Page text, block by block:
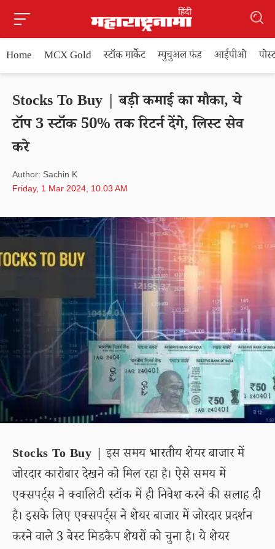
Home MCX Gold स्टॉक मार्केट म्युचुअल फंड आईपीओ
Stocks To Buy | बड़ी कमाई का मौका, ये
टॉप 3 स्टॉक 50% तक रिटर्न देंगे, लिस्ट सेव
करे
Author: Sachin K
Friday, 1 Mar 2024, 10.03 AM
Stocks To Buy | इस समय भारतीय शेयर बाजार में
जोरदार कारोबार देखने को मिल रहा है। ऐसे समय में
एक्सपर्ट्स ने क्वालिटी स्टॉक में ही निवेश करने की सलाह दी
है। इसके लिए एक्सपर्ट्स ने शेयर बाजार में जोरदार प्रदर्शन
करने वाले 3 बेस्ट मिडकैप शेयरों को चुना है। ये शेयर